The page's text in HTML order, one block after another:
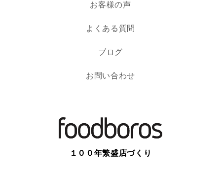
お客様の声
よくある質問
ブログ
お問い合わせ
１００年繁盛店づくり